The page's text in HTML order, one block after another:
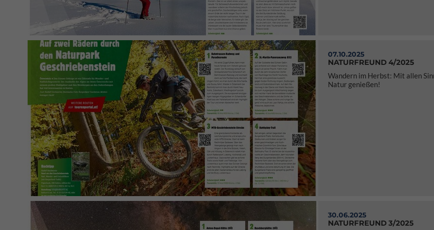
07.10.2025
NATURFREUND 4/2025
Wandern im Herbst: Mit allen
Natur genießen!
30.06.2025
NATURFREUND 3/2025